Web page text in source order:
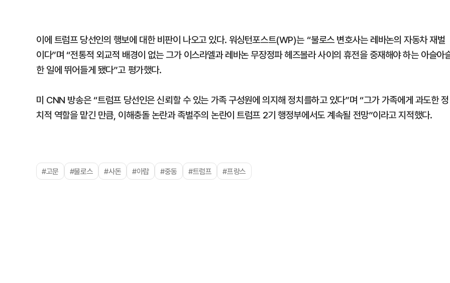
이에 트럼프 당선인의 행보에 대한 비판이 나오고 있다. 워싱턴포스트(WP)는 “불로스 변호사는 레바논의 자동차 재벌
이다”며 “전통적 외교적 배경이 없는 그가 이스라엘과 레바논 무장정파 헤즈볼라 사이의 휴전을 중재해야 하는 아슬아
한 일에 뛰어들게 됐다”고 평가했다.
미 CNN 방송은 “트럼프 당선인은 신뢰할 수 있는 가족 구성원에 의지해 정치를하고 있다”며 “그가 가족에게 과도한 정
치적 역할을 맡긴 만큼, 이해충돌 논란과 족벌주의 논란이 트럼프 2기 행정부에서도 계속될 전망”이라고 지적했다.
#고문 #불로스 #사돈 #아랍 #중동 #트럼프 #프랑스